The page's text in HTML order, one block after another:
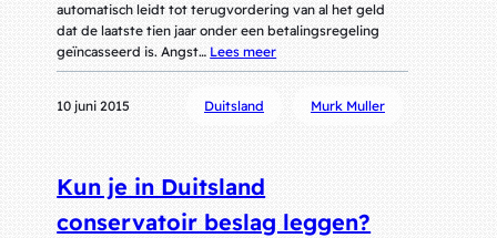
automatisch leidt tot terugvordering van al het geld
dat de laatste tien jaar onder een betalingsregeling
geïncasseerd is. Angst… Lees meer
10 juni 2015 Duitsland Murk Muller
Kun je in Duitsland
conservatoir beslag leggen?